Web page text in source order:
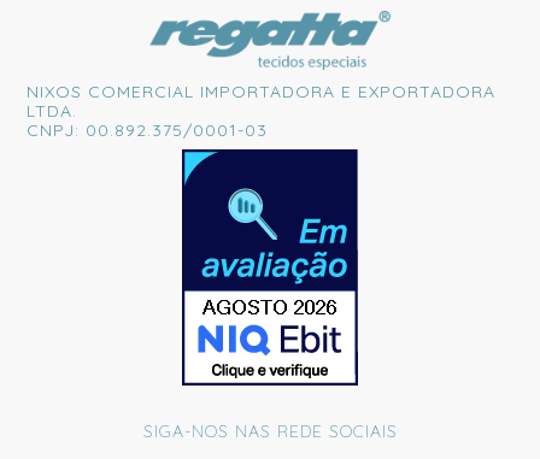
NIXOS COMERCIAL IMPORTADORA E EXPORTADORA
LTDA.
CNPJ: 00.892.375/0001-03
SIGA-NOS NAS REDE SOCIAIS